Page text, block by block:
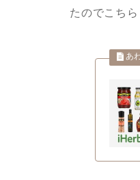
たのでこちら